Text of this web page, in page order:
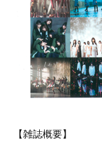
【雑誌概要】